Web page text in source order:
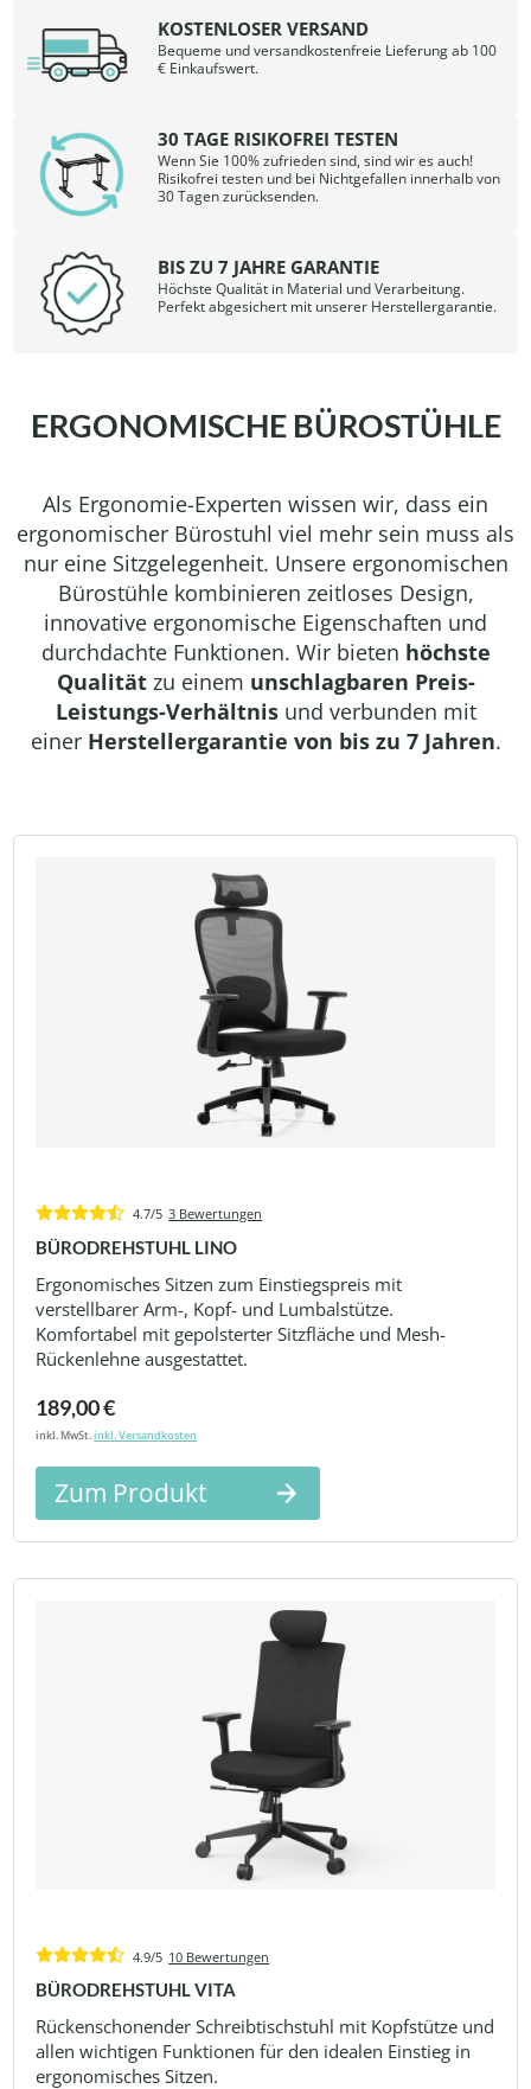
KOSTENLOSER VERSAND
Bequeme und versandkostenfreie Lieferung ab 100
€ Einkaufswert.
30 TAGE RISIKOFREI TESTEN
Wenn Sie 100% zufrieden sind, sind wir es auch!
Risikofrei testen und bei Nichtgefallen innerhalb von
30 Tagen zurücksenden.
BIS ZU 7 JAHRE GARANTIE
Höchste Qualität in Material und Verarbeitung.
Perfekt abgesichert mit unserer Herstellergarantie.
ERGONOMISCHE BÜROSTÜHLE
Als Ergonomie-Experten wissen wir, dass ein
ergonomischer Bürostuhl viel mehr sein muss als
nur eine Sitzgelegenheit. Unsere ergonomischen
Bürostühle kombinieren zeitloses Design,
innovative ergonomische Eigenschaften und
durchdachte Funktionen. Wir bieten höchste
Qualitätzu einem unschlagbaren Preis-
Leistungs-Verhältnisund verbunden mit
einer Herstellergarantie von bis zu 7 Jahren.
4.7/5 3 Bewertungen
BÜRODREHSTUHL LINO
Ergonomisches Sitzen zum Einstiegspreis mit
verstellbarer Arm-, Kopf- und Lumbalstütze.
Komfortabel mit gepolsterter Sitzfläche und Mesh-
Rückenlehne ausgestattet.
189,00 €
inkl. MwSt.inkl. Versandkosten
Zum Produkt
4.9/5 10 Bewertungen
BÜRODREHSTUHL VITA
Rückenschonender Schreibtischstuhl mit Kopfstütze und
allen wichtigen Funktionen für den idealen Einstieg in
ergonomisches Sitzen.